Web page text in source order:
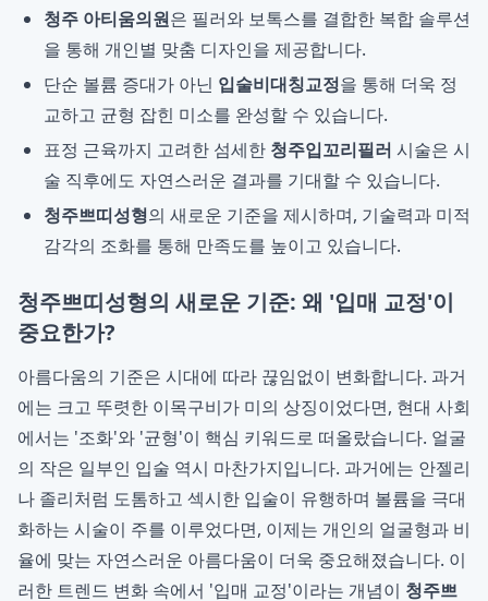
청주 아티움의원은 필러와 보톡스를 결합한 복합 솔루션
을 통해 개인별 맞춤 디자인을 제공합니다.
단순 볼륨 증대가 아닌 입술비대칭교정을 통해 더욱 정
교하고 균형 잡힌 미소를 완성할 수 있습니다.
표정 근육까지 고려한 섬세한 청주입꼬리필러 시술은 시
술 직후에도 자연스러운 결과를 기대할 수 있습니다.
청주쁘띠성형의 새로운 기준을 제시하며, 기술력과 미적
감각의 조화를 통해 만족도를 높이고 있습니다.
청주쁘띠성형의 새로운 기준: 왜 '입매 교정'이
중요한가?
아름다움의 기준은 시대에 따라 끊임없이 변화합니다. 과거
에는 크고 뚜렷한 이목구비가 미의 상징이었다면, 현대 사회
에서는 '조화'와 '균형'이 핵심 키워드로 떠올랐습니다. 얼굴
의 작은 일부인 입술 역시 마찬가지입니다. 과거에는 안젤리
나 졸리처럼 도톰하고 섹시한 입술이 유행하며 볼륨을 극대
화하는 시술이 주를 이루었다면, 이제는 개인의 얼굴형과 비
율에 맞는 자연스러운 아름다움이 더욱 중요해졌습니다. 이
러한 트렌드 변화 속에서 '입매 교정'이라는 개념이 청주쁘